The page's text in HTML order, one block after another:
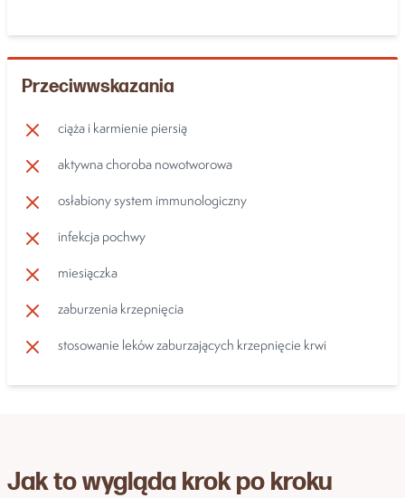
Przeciwwskazania
ciąża i karmienie piersią
aktywna choroba nowotworowa
osłabiony system immunologiczny
infekcja pochwy
miesiączka
zaburzenia krzepnięcia
stosowanie leków zaburzających krzepnięcie krwi
Jak to wygląda krok po kroku